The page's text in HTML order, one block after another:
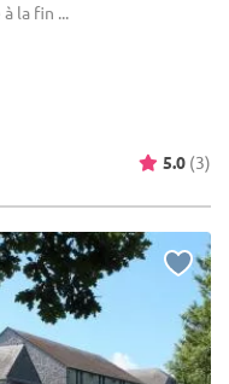
la fin ...
5.0 (3)